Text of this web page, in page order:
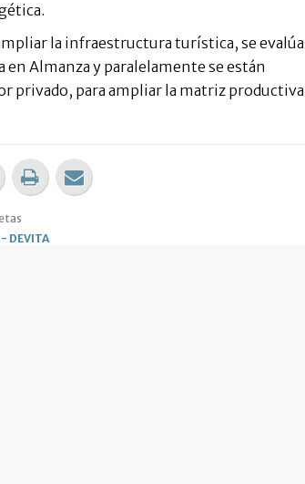
la infraestructura turística, se evalúa
Almanza y paralelamente se están
privado, para ampliar la matriz productiva
- DEVITA